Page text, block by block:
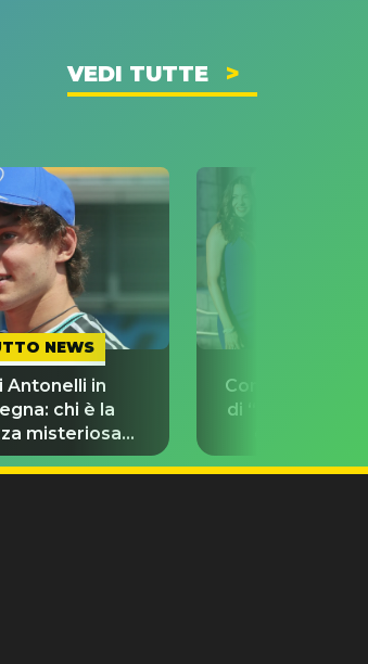
VEDI TUTTE
NEWS
Antonelli in
chi è la
misteriosa
a lui?
Con chi stanno
di “Odissea”?